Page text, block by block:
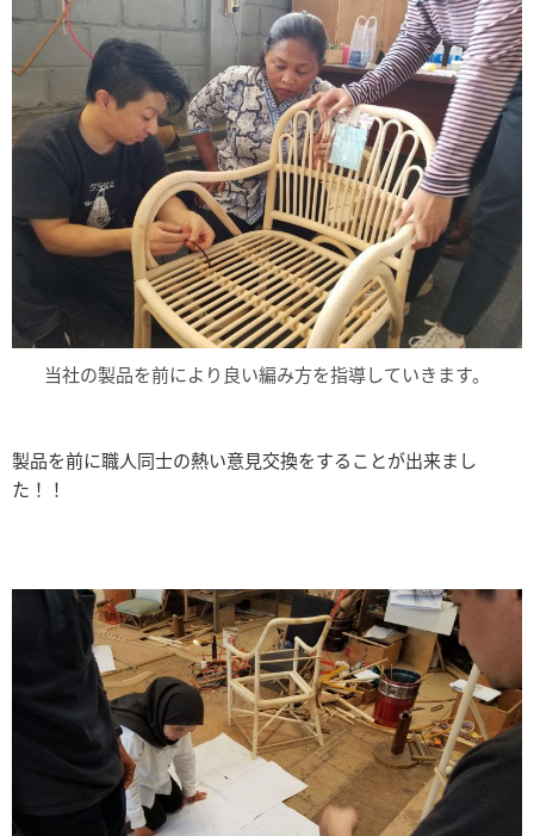
当社の製品を前により良い編み方を指導していきます。
製品を前に職人同士の熱い意見交換をすることが出来まし
た！！